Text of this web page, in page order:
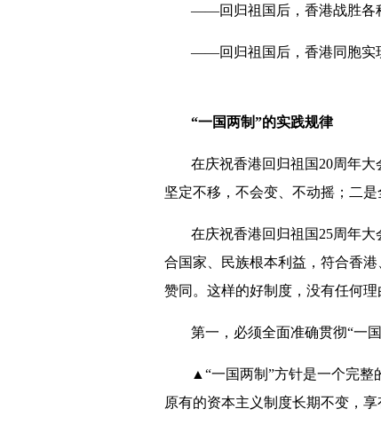
——回归祖国后，香港战胜各
——回归祖国后，香港同胞实
“一国两制”的实践规律
在庆祝香港回归祖国20周年
坚定不移，不会变、不动摇；二
在庆祝香港回归祖国25周年
合国家、民族根本利益，符合香
赞同。这样的好制度，没有任何理
第一，必须全面准确贯彻“一国
▲“一国两制”方针是一个完整
原有的资本主义制度长期不变，享